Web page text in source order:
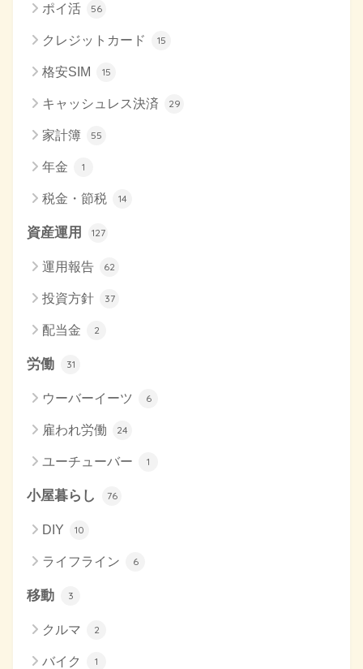
ポイ活 56
クレジットカード 15
格安SIM 15
キャッシュレス決済 29
家計簿 55
年金 1
税金・節税 14
資産運用 127
運用報告 62
投資方針 37
配当金 2
労働 31
ウーバーイーツ 6
雇われ労働 24
ユーチューバー 1
小屋暮らし 76
DIY 10
ライフライン 6
移動 3
クルマ 2
バイク 1